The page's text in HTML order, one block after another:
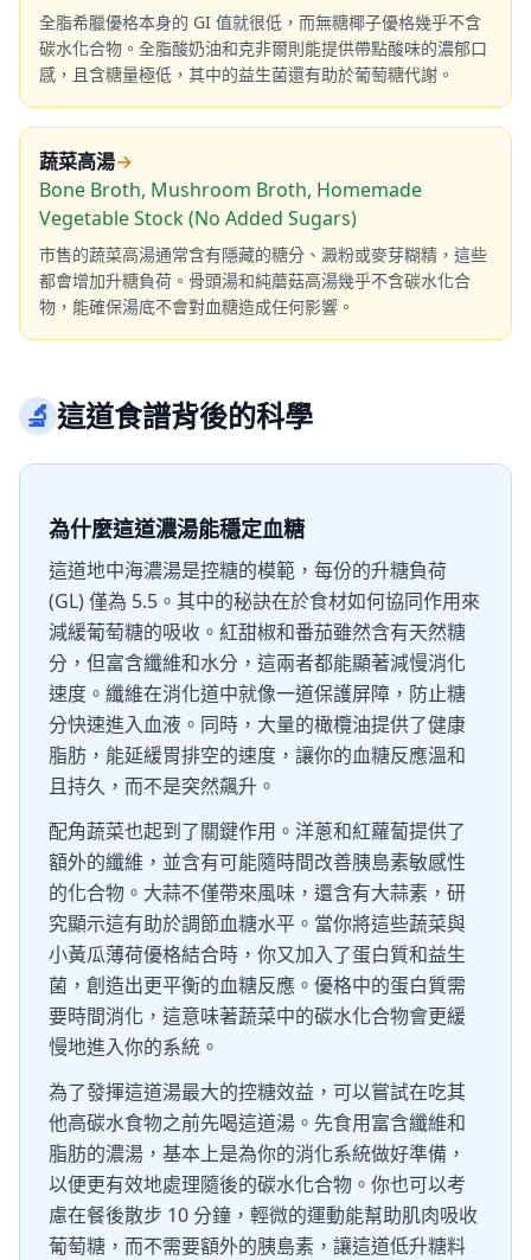
全脂希臘優格本身的 GI 值就很低，而無糖椰子優格幾乎不含
碳水化合物。全脂酸奶油和克非爾則能提供帶點酸味的濃郁口
感，且含糖量極低，其中的益生菌還有助於葡萄糖代謝。
蔬菜高湯→
Bone Broth, Mushroom Broth, Homemade
Vegetable Stock (No Added Sugars)
市售的蔬菜高湯通常含有隱藏的糖分、澱粉或麥芽糊精，這些
都會增加升糖負荷。骨頭湯和純蘑菇高湯幾乎不含碳水化合
物，能確保湯底不會對血糖造成任何影響。
🔬這道食譜背後的科學
為什麼這道濃湯能穩定血糖
這道地中海濃湯是控糖的模範，每份的升糖負荷
(GL) 僅為 5.5。其中的秘訣在於食材如何協同作用來
減緩葡萄糖的吸收。紅甜椒和番茄雖然含有天然糖
分，但富含纖維和水分，這兩者都能顯著減慢消化
速度。纖維在消化道中就像一道保護屏障，防止糖
分快速進入血液。同時，大量的橄欖油提供了健康
脂肪，能延緩胃排空的速度，讓你的血糖反應溫和
且持久，而不是突然飆升。
配角蔬菜也起到了關鍵作用。洋蔥和紅蘿蔔提供了
額外的纖維，並含有可能隨時間改善胰島素敏感性
的化合物。大蒜不僅帶來風味，還含有大蒜素，研
究顯示這有助於調節血糖水平。當你將這些蔬菜與
小黃瓜薄荷優格結合時，你又加入了蛋白質和益生
菌，創造出更平衡的血糖反應。優格中的蛋白質需
要時間消化，這意味著蔬菜中的碳水化合物會更緩
慢地進入你的系統。
為了發揮這道湯最大的控糖效益，可以嘗試在吃其
他高碳水食物之前先喝這道湯。先食用富含纖維和
脂肪的濃湯，基本上是為你的消化系統做好準備，
以便更有效地處理隨後的碳水化合物。你也可以考
慮在餐後散步 10 分鐘，輕微的運動能幫助肌肉吸收
葡萄糖，而不需要額外的胰島素，讓這道低升糖料